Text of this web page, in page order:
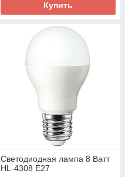
Купить
Светодиодная лампа 8 Ватт
HL-4308 E27